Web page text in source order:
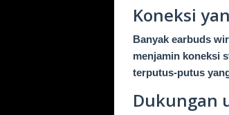
Koneksi
Banyak earbuds
menjamin koneksi
terputus-putus
Dukungan